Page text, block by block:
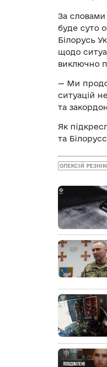
За словами
буде суто
Білорусь
щодо
виключно
— Ми
ситуацій
та
Як
та
ОЛЕКСІЙ